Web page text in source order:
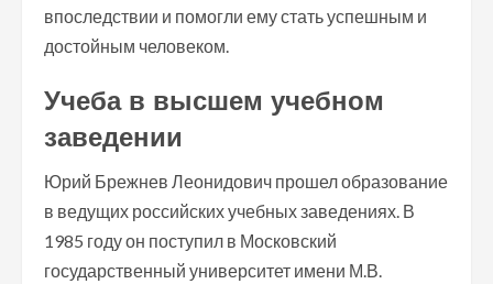
впоследствии и помогли ему стать успешным и
достойным человеком.
Учеба в высшем учебном
заведении
Юрий Брежнев Леонидович прошел образование
в ведущих российских учебных заведениях. В
1985 году он поступил в Московский
государственный университет имени М.В.